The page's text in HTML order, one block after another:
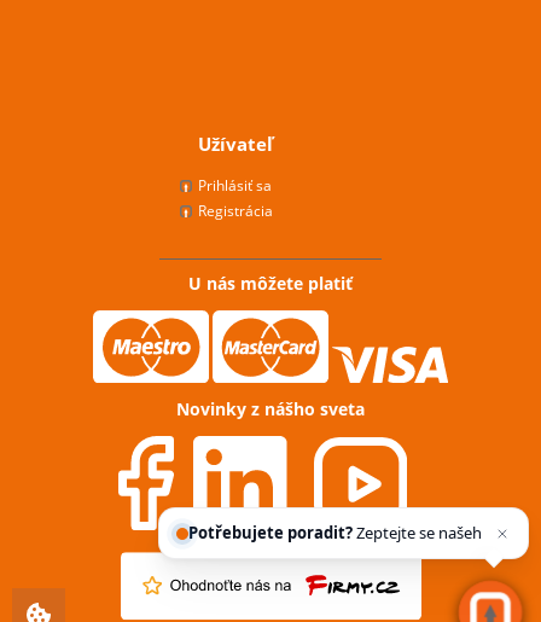
Užívateľ
Prihlásiť sa
Registrácia
U nás môžete platiť
Novinky z nášho sveta
Potřebujete poradit?Zeptejte se našeho
asistentaCh